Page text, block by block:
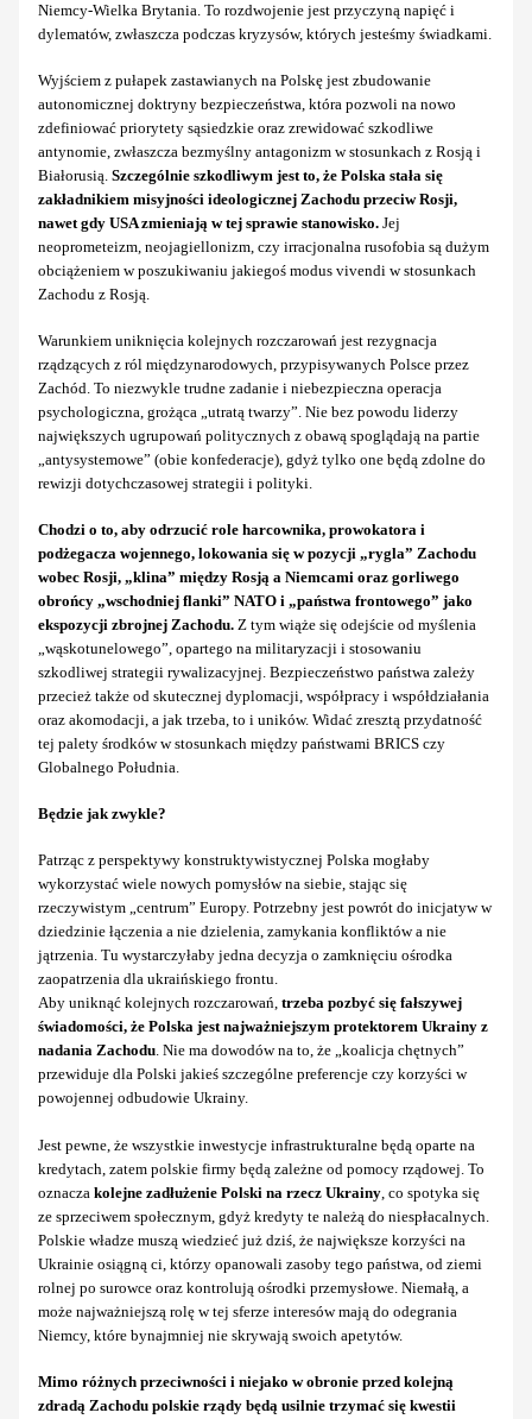
Niemcy-Wielka Brytania. To rozdwojenie jest przyczyną napięć i
dylematów, zwłaszcza podczas kryzysów, których jesteśmy świadkami.
Wyjściem z pułapek zastawianych na Polskę jest zbudowanie
autonomicznej doktryny bezpieczeństwa, która pozwoli na nowo
zdefiniować priorytety sąsiedzkie oraz zrewidować szkodliwe
antynomie, zwłaszcza bezmyślny antagonizm w stosunkach z Rosją i
Białorusią. Szczególnie szkodliwym jest to, że Polska stała się
zakładnikiem misyjności ideologicznej Zachodu przeciw Rosji,
nawet gdy USA zmieniają w tej sprawie stanowisko. Jej
neoprometeizm, neojagiellonizm, czy irracjonalna rusofobia są dużym
obciążeniem w poszukiwaniu jakiegoś modus vivendi w stosunkach
Zachodu z Rosją.
Warunkiem uniknięcia kolejnych rozczarowań jest rezygnacja
rządzących z ról międzynarodowych, przypisywanych Polsce przez
Zachód. To niezwykle trudne zadanie i niebezpieczna operacja
psychologiczna, grożąca „utratą twarzy”. Nie bez powodu liderzy
największych ugrupowań politycznych z obawą spoglądają na partie
„antysystemowe” (obie konfederacje), gdyż tylko one będą zdolne do
rewizji dotychczasowej strategii i polityki.
Chodzi o to, aby odrzucić role harcownika, prowokatora i
podżegacza wojennego, lokowania się w pozycji „rygla” Zachodu
wobec Rosji, „klina” między Rosją a Niemcami oraz gorliwego
obrońcy „wschodniej flanki” NATO i „państwa frontowego” jako
ekspozycji zbrojnej Zachodu. Z tym wiąże się odejście od myślenia
„wąskotunelowego”, opartego na militaryzacji i stosowaniu
szkodliwej strategii rywalizacyjnej. Bezpieczeństwo państwa zależy
przecież także od skutecznej dyplomacji, współpracy i współdziałania
oraz akomodacji, a jak trzeba, to i uników. Widać zresztą przydatność
tej palety środków w stosunkach między państwami BRICS czy
Globalnego Południa.
Będzie jak zwykle?
Patrząc z perspektywy konstruktywistycznej Polska mogłaby
wykorzystać wiele nowych pomysłów na siebie, stając się
rzeczywistym „centrum” Europy. Potrzebny jest powrót do inicjatyw w
dziedzinie łączenia a nie dzielenia, zamykania konfliktów a nie
jątrzenia. Tu wystarczyłaby jedna decyzja o zamknięciu ośrodka
zaopatrzenia dla ukraińskiego frontu.
Aby uniknąć kolejnych rozczarowań, trzeba pozbyć się fałszywej
świadomości, że Polska jest najważniejszym protektorem Ukrainy z
nadania Zachodu. Nie ma dowodów na to, że „koalicja chętnych”
przewiduje dla Polski jakieś szczególne preferencje czy korzyści w
powojennej odbudowie Ukrainy.
Jest pewne, że wszystkie inwestycje infrastrukturalne będą oparte na
kredytach, zatem polskie firmy będą zależne od pomocy rządowej. To
oznacza kolejne zadłużenie Polski na rzecz Ukrainy, co spotyka się
ze sprzeciwem społecznym, gdyż kredyty te należą do niespłacalnych.
Polskie władze muszą wiedzieć już dziś, że największe korzyści na
Ukrainie osiągną ci, którzy opanowali zasoby tego państwa, od ziemi
rolnej po surowce oraz kontrolują ośrodki przemysłowe. Niemałą, a
może najważniejszą rolę w tej sferze interesów mają do odegrania
Niemcy, które bynajmniej nie skrywają swoich apetytów.
Mimo różnych przeciwności i niejako w obronie przed kolejną
zdradą Zachodu polskie rządy będą usilnie trzymać się kwestii